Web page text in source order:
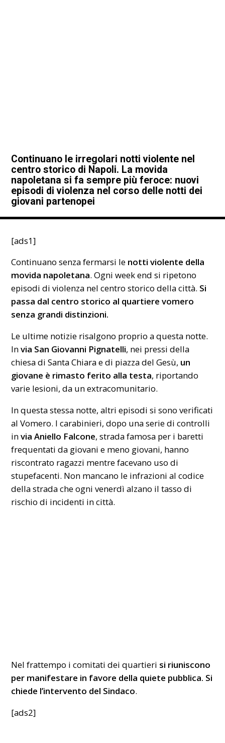
Continuano le irregolari notti violente nel
centro storico di Napoli. La movida
napoletana si fa sempre più feroce: nuovi
episodi di violenza nel corso delle notti dei
giovani partenopei
[ads1]
Continuano senza fermarsi le notti violente della
movida napoletana. Ogni week end si ripetono
episodi di violenza nel centro storico della città. Si
passa dal centro storico al quartiere vomero
senza grandi distinzioni.
Le ultime notizie risalgono proprio a questa notte.
Invia San Giovanni Pignatelli, nei pressi della
chiesa diSanta Chiarae di piazza del Gesù, un
giovane è rimasto ferito alla testa, riportando
varie lesioni, da un extracomunitario.
In questa stessa notte, altri episodi si sono verificati
al Vomero. I carabinieri, dopo una serie di controlli
invia Aniello Falcone, strada famosa per i baretti
frequentati da giovani e meno giovani, hanno
riscontrato ragazzi mentre facevano uso di
stupefacenti. Non mancano le infrazioni al codice
della strada che ogni venerdì alzano il tasso di
rischio di incidenti in città.
Nel frattempo i comitati dei quartieri si riuniscono
per manifestare in favore della quiete pubblica. Si
chiede l’intervento del Sindaco.
[ads2]